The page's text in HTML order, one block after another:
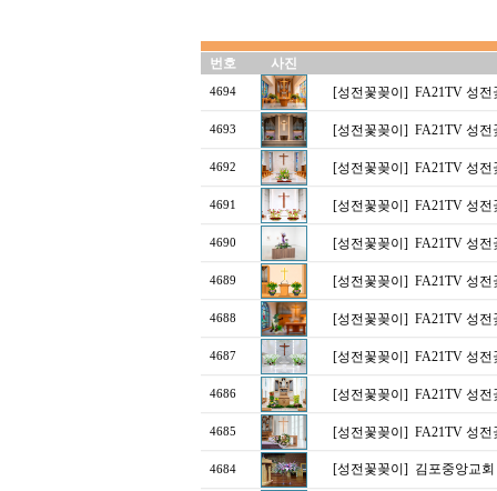
번호 사진
4694 [성전꽃꽂이] FA21TV 성전
4693 [성전꽃꽂이] FA21TV 성전
4692 [성전꽃꽂이] FA21TV 성전
4691 [성전꽃꽂이] FA21TV 성전
4690 [성전꽃꽂이] FA21TV 성전
4689 [성전꽃꽂이] FA21TV 성전
4688 [성전꽃꽂이] FA21TV 성전
4687 [성전꽃꽂이] FA21TV 성전
4686 [성전꽃꽂이] FA21TV 성전
4685 [성전꽃꽂이] FA21TV 성전
4684 [성전꽃꽂이] 김포중앙교회